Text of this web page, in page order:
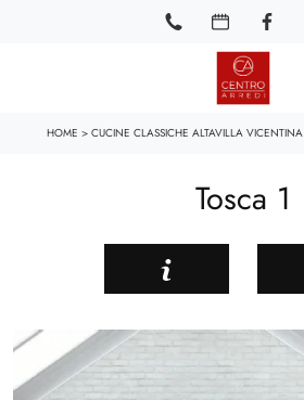
HOME > CUCINE CLASSICHE ALTAVILLA VICENTINA
Tosca 1